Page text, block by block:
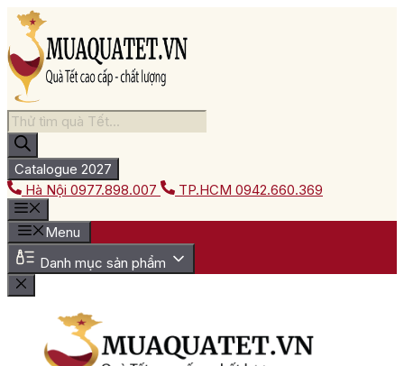
Chuyển
đến
nội
dung
Tìm
kiếm
sản
phẩm
Catalogue 2027
Hà Nội 0977.898.007 TP.HCM 0942.660.369
Menu
Danh mục sản phẩm